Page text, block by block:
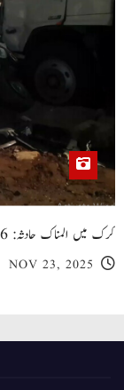
کرک میں المناک حادثہ: 6 افراد جاں بحق، متعدد زخمی
NOV 23, 2025